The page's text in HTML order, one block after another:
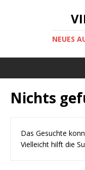
NEUES
Nichts
Das Gesuchte
Vielleicht hilft die